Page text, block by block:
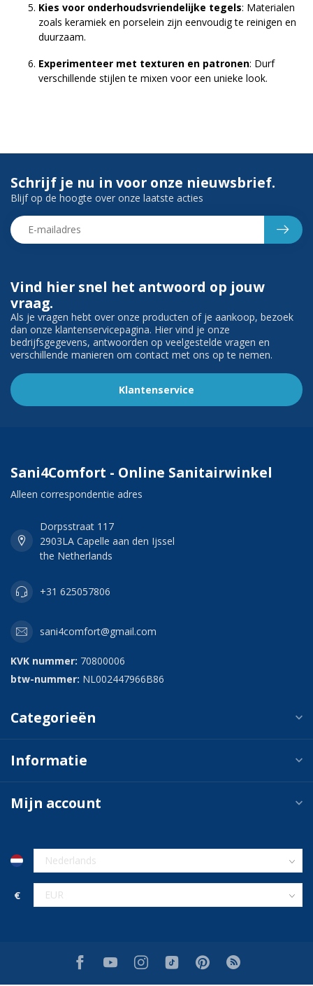
Kies voor onderhoudsvriendelijke tegels: Materialen
zoals keramiek en porselein zijn eenvoudig te reinigen en
duurzaam.
Experimenteer met texturen en patronen: Durf
verschillende stijlen te mixen voor een unieke look.
Vind hier snel het antwoord op jouw
vraag.
Als je vragen hebt over onze producten of je aankoop, bezoek
dan onze klantenservicepagina. Hier vind je onze
bedrijfsgegevens, antwoorden op veelgestelde vragen en
verschillende manieren om contact met ons op te nemen.
Klantenservice
Schrijf je nu in voor onze nieuwsbrief.
Blijf op de hoogte over onze laatste acties
Sani4Comfort - Online Sanitairwinkel
Alleen correspondentie adres
Dorpsstraat 117
2903LA Capelle aan den Ijssel
the Netherlands
+31 625057806
sani4comfort@gmail.com
KVK nummer: 70800006
btw-nummer: NL002447966B86
Categorieën
Informatie
Mijn account
€